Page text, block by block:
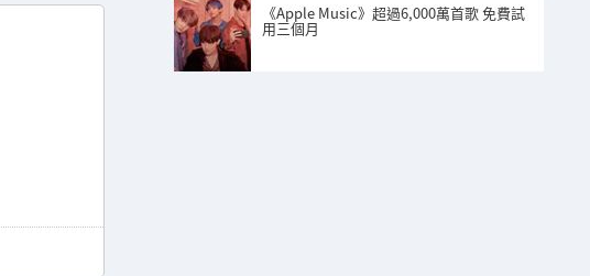
《Apple Music》超過6,000萬首歌 免費試
用三個月